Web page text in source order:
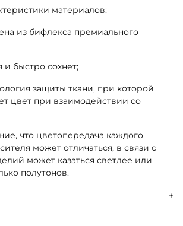
материалов:
из бифлекса премиального
и быстро сохнет;
защиты ткани, при которой
цвет при взаимодействии со
что цветопередача каждого
может отличаться, в связи с
может казаться светлее или
полутонов.